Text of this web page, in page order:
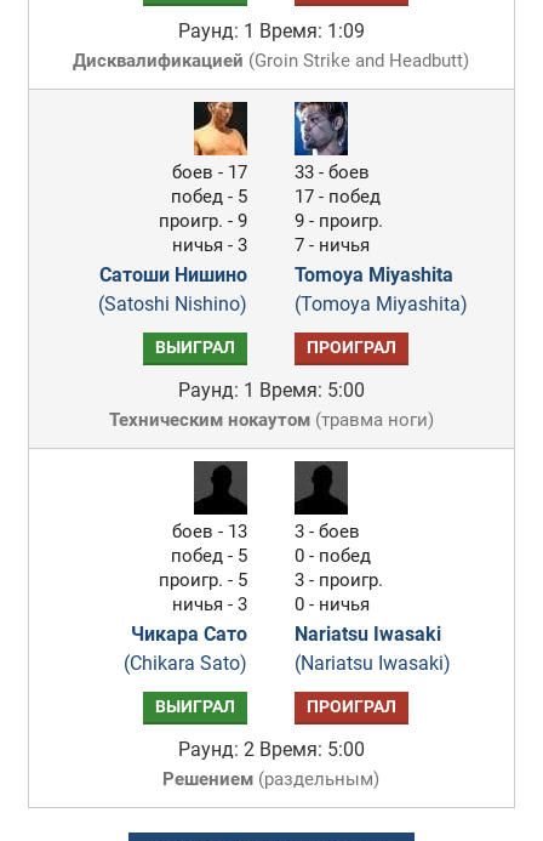
Раунд: 1 Время: 1:09
Дисквалификацией (Groin Strike and Headbutt)
боев - 17
побед - 5
проигр. - 9
ничья - 3
Сатоши Нишино
(Satoshi Nishino)
33 - боев
17 - побед
9 - проигр.
7 - ничья
Tomoya Miyashita
(Tomoya Miyashita)
ВЫИГРАЛ ПРОИГРАЛ
Раунд: 1 Время: 5:00
Техническим нокаутом(травма ноги)
боев - 13
побед - 5
проигр. - 5
ничья - 3
Чикара Сато
(Chikara Sato)
3 - боев
0 - побед
3 - проигр.
0 - ничья
Nariatsu Iwasaki
(Nariatsu Iwasaki)
ВЫИГРАЛ ПРОИГРАЛ
Раунд: 2 Время: 5:00
Решением (раздельным)